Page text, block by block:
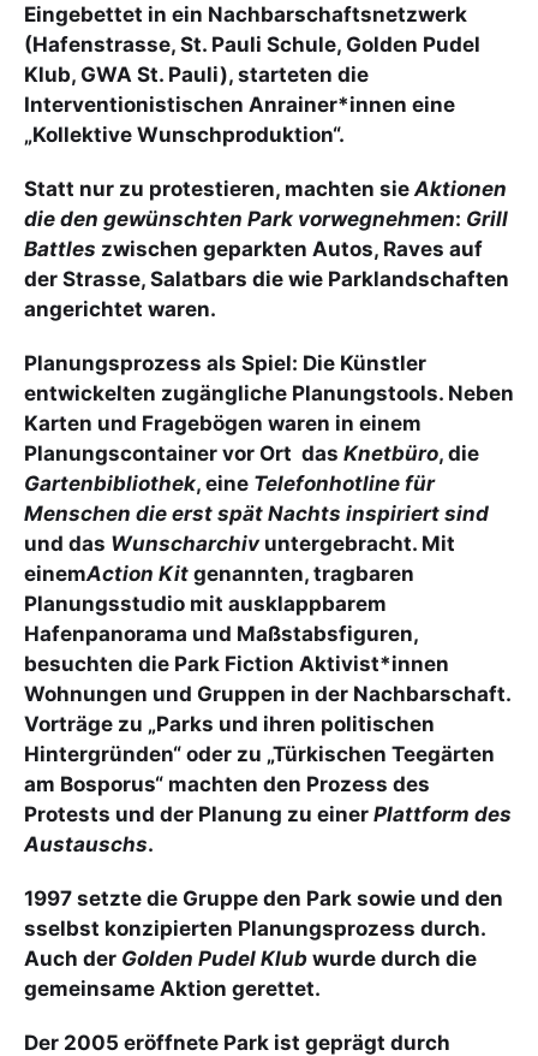
Eingebettet in ein Nachbarschaftsnetzwerk
(Hafenstrasse, St. Pauli Schule, Golden Pudel
Klub, GWA St. Pauli), starteten die
Interventionistischen Anrainer*innen eine
„Kollektive Wunschproduktion“.
Statt nur zu protestieren, machten sie Aktionen
die den gewünschten Park vorwegnehmen: Grill
Battles zwischen geparkten Autos, Raves auf
der Strasse, Salatbars die wie Parklandschaften
angerichtet waren.
Planungsprozess als Spiel: Die Künstler
entwickelten zugängliche Planungstools. Neben
Karten und Fragebögen waren in einem
Planungscontainer vor Ort das Knetbüro, die
Gartenbibliothek, eine Telefonhotline für
Menschen die erst spät Nachts inspiriert sind
und das Wunscharchivuntergebracht. Mit
einemAction Kit genannten, tragbaren
Planungsstudio mit ausklappbarem
Hafenpanorama und Maßstabsfiguren,
besuchten die Park Fiction Aktivist*innen
Wohnungen und Gruppen in der Nachbarschaft.
Vorträge zu „Parks und ihren politischen
Hintergründen“ oder zu „Türkischen Teegärten
am Bosporus“ machten den Prozess des
Protests und der Planung zu einer Plattform des
Austauschs.
1997 setzte die Gruppe den Park sowie und den
sselbst konzipierten Planungsprozess durch.
Auch der Golden Pudel Klub wurde durch die
gemeinsame Aktion gerettet.
Der 2005 eröffnete Park ist geprägt durch